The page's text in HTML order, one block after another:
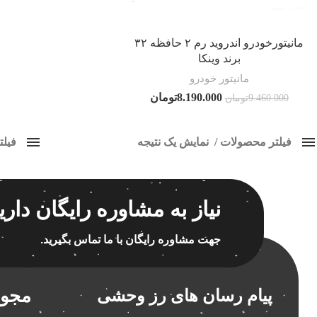
مانیتورخودرو اندروید رم ۲ حافظه ۳۲
برند وینکا
مانیتور خودرو
9.460.000تومان 8.190.000تومان
فیلتر محصولات
نمایش یک نتیجه
فقط نمایش محصولات فروش فقط موجود در انبار
برچسب نیاز به مشاوره رایگان
جهت مشاوره رایگان با ما تماس بگیرید.
پیام رسان های رز وحشی
فیسبوک
Instagram
Pinterest